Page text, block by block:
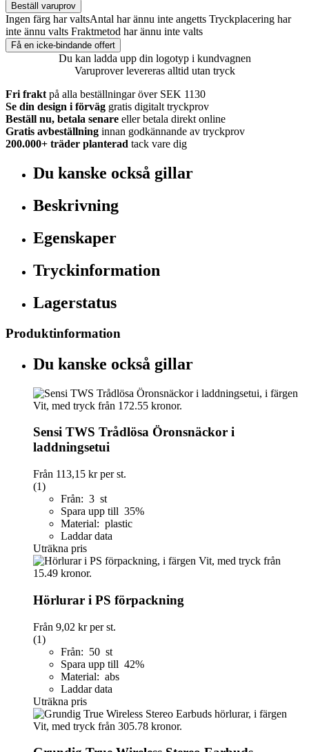
Beställ varuprov
Ingen färg har valtsAntal har ännu inte angetts Tryckplacering har
inte ännu valts Fraktmetod har ännu inte valts
Få en icke-bindande offert
Du kan ladda upp din logotyp i kundvagnen
Varuprover levereras alltid utan tryck
Fri frakt på alla beställningar över SEK 1130
Se din design i förväg gratis digitalt tryckprov
Beställ nu, betala senare eller betala direkt online
Gratis avbeställning innan godkännande av tryckprov
200.000+ träder planterad tack vare dig
Du kanske också gillar
Beskrivning
Egenskaper
Tryckinformation
Lagerstatus
Produktinformation
Du kanske också gillar
Sensi TWS Trådlösa Öronsnäckor i
laddningsetui
Från 113,15 krper st.
(1)
Från: 3 st
Spara upp till 35%
Material: plastic
Laddar data
Uträkna pris
Hörlurar i PS förpackning
Från 9,02 krper st.
(1)
Från: 50 st
Spara upp till 42%
Material: abs
Laddar data
Uträkna pris